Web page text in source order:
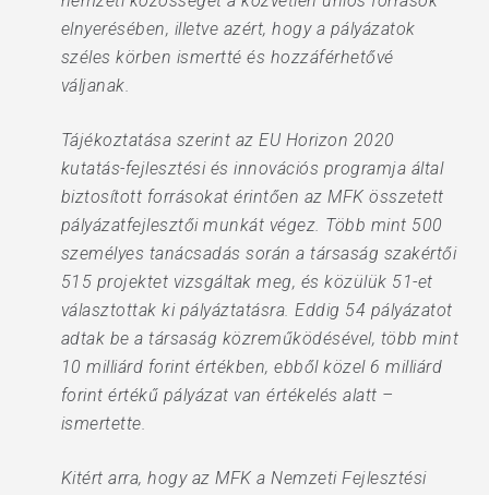
elnyerésében, illetve azért, hogy a pályázatok
széles körben ismertté és hozzáférhetővé
váljanak.
Tájékoztatása szerint az EU Horizon 2020
kutatás-fejlesztési és innovációs programja által
biztosított forrásokat érintően az MFK összetett
pályázatfejlesztői munkát végez. Több mint 500
személyes tanácsadás során a társaság szakértői
515 projektet vizsgáltak meg, és közülük 51-et
választottak ki pályáztatásra. Eddig 54 pályázatot
adtak be a társaság közreműködésével, több mint
10 milliárd forint értékben, ebből közel 6 milliárd
forint értékű pályázat van értékelés alatt –
ismertette.
Kitért arra, hogy az MFK a Nemzeti Fejlesztési